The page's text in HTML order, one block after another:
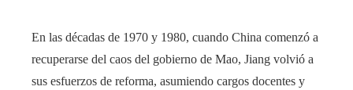
En las décadas de 1970 y 1980, cuando China comenzó a
recuperarse del caos del gobierno de Mao, Jiang volvió a
sus esfuerzos de reforma, asumiendo cargos docentes y